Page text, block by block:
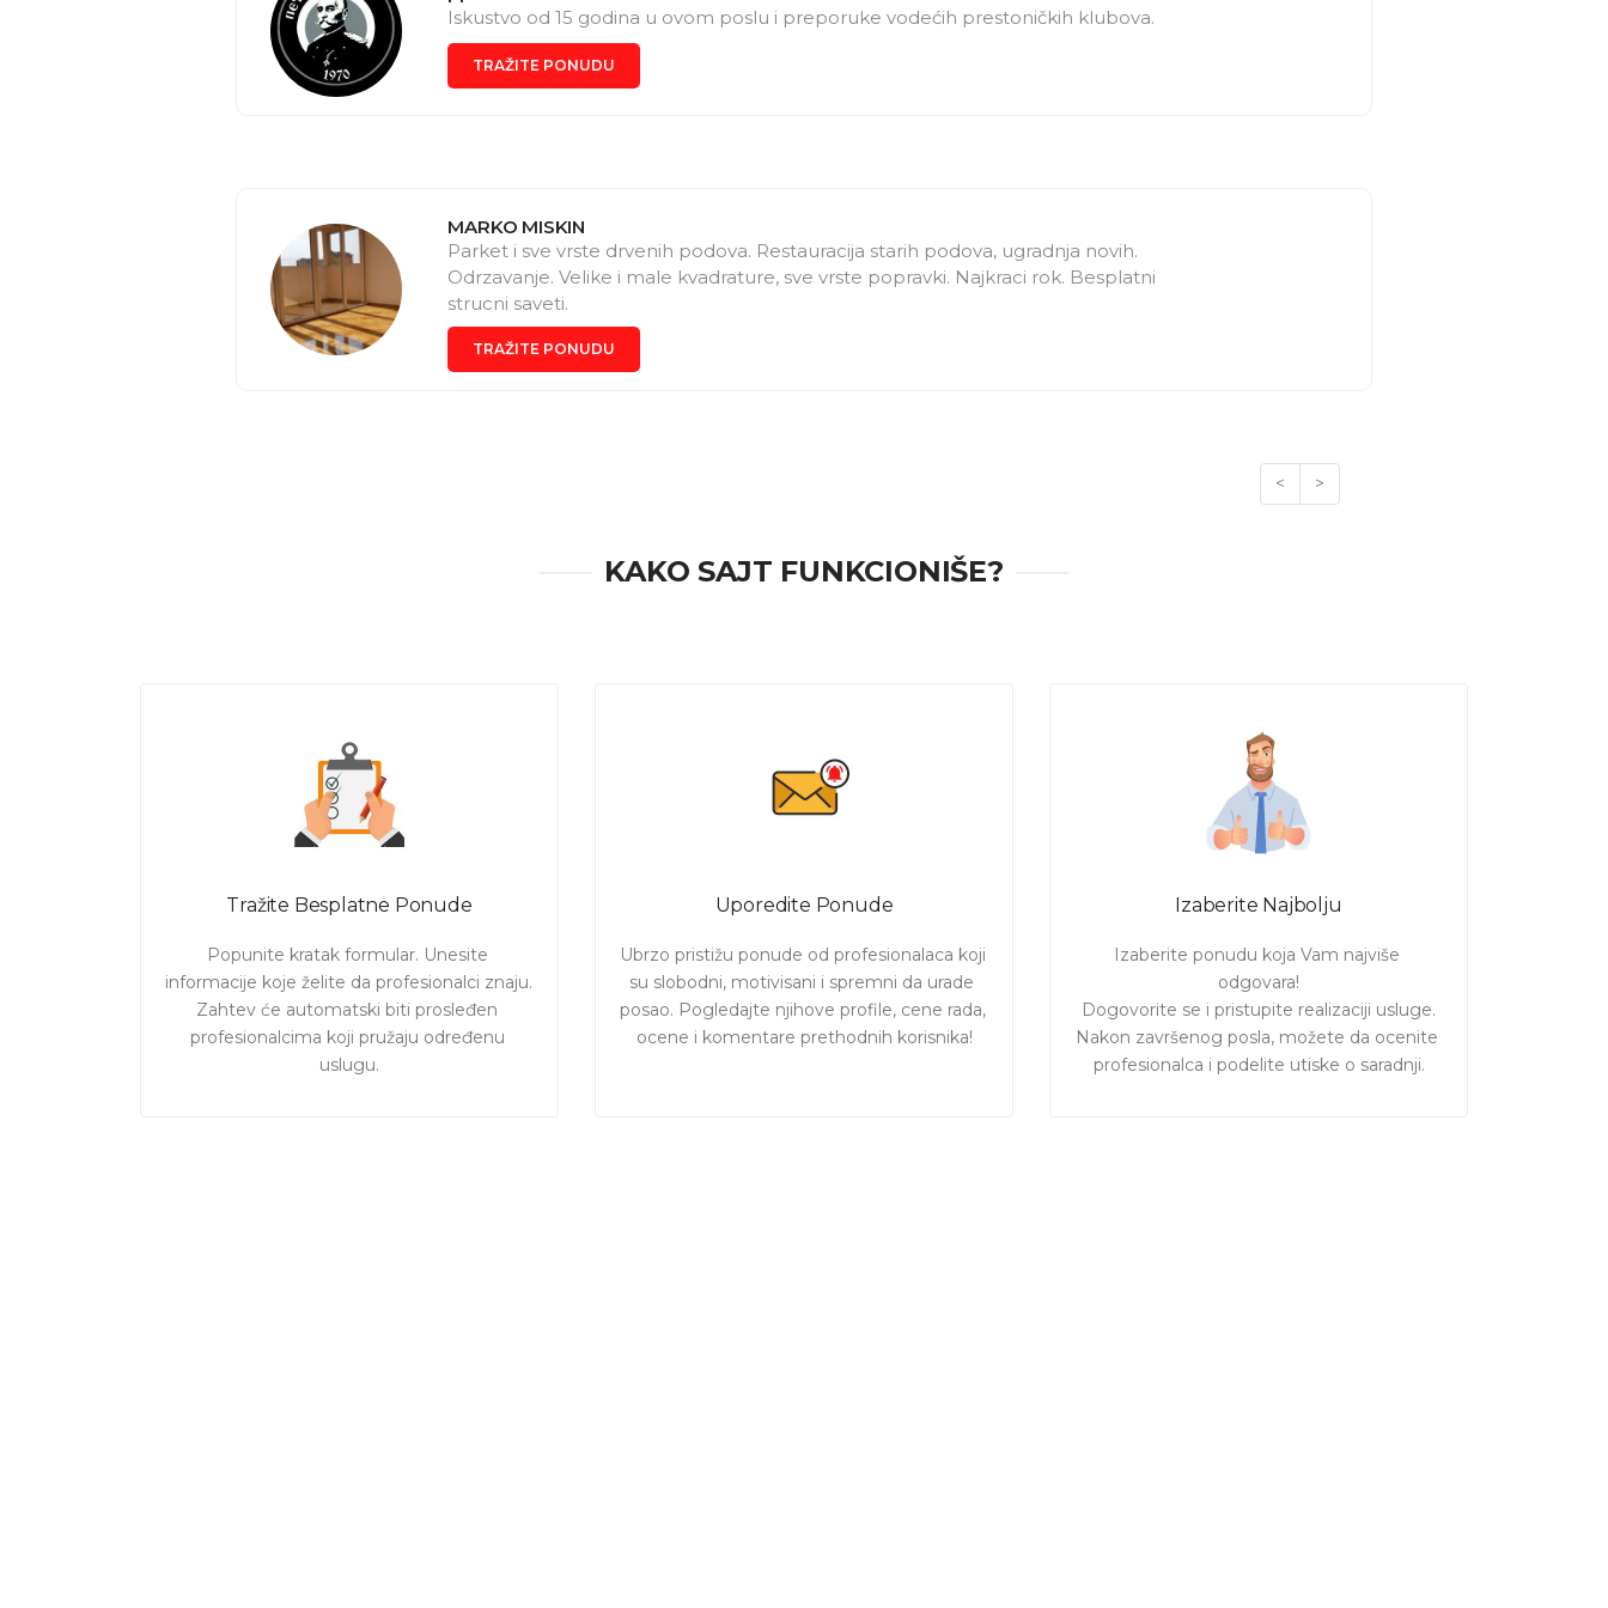
Iskustvo od 15 godina u ovom poslu i preporuke vodećih prestoničkih klubova.
TRAŽITE PONUDU
MARKO MISKIN
Parket i sve vrste drvenih podova. Restauracija starih podova, ugradnja novih.
Odrzavanje. Velike i male kvadrature, sve vrste popravki. Najkraci rok. Besplatni
strucni saveti.
TRAŽITE PONUDU
< >
KAKO SAJT FUNKCIONIŠE?
Tražite Besplatne Ponude
Popunite kratak formular. Unesite
informacije koje želite da profesionalci znaju.
Zahtev će automatski biti prosleđen
profesionalcima koji pružaju određenu
uslugu.
Uporedite Ponude
Ubrzo pristižu ponude od profesionalaca koji
su slobodni, motivisani i spremni da urade
posao. Pogledajte njihove profile, cene rada,
ocene i komentare prethodnih korisnika!
Izaberite Najbolju
Izaberite ponudu koja Vam najviše
odgovara!
Dogovorite se i pristupite realizaciji usluge.
Nakon završenog posla, možete da ocenite
profesionalca i podelite utiske o saradnji.